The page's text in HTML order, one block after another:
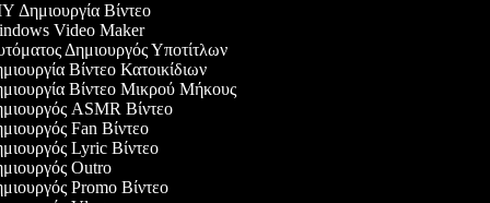
Δημιουργία Βίντεο
Video Maker
Δημιουργός Υποτίτλων
Βίντεο Κατοικίδιων
Βίντεο Μικρού Μήκους
ASMR Βίντεο
Fan Βίντεο
Lyric Βίντεο
Outro
Promo Βίντεο